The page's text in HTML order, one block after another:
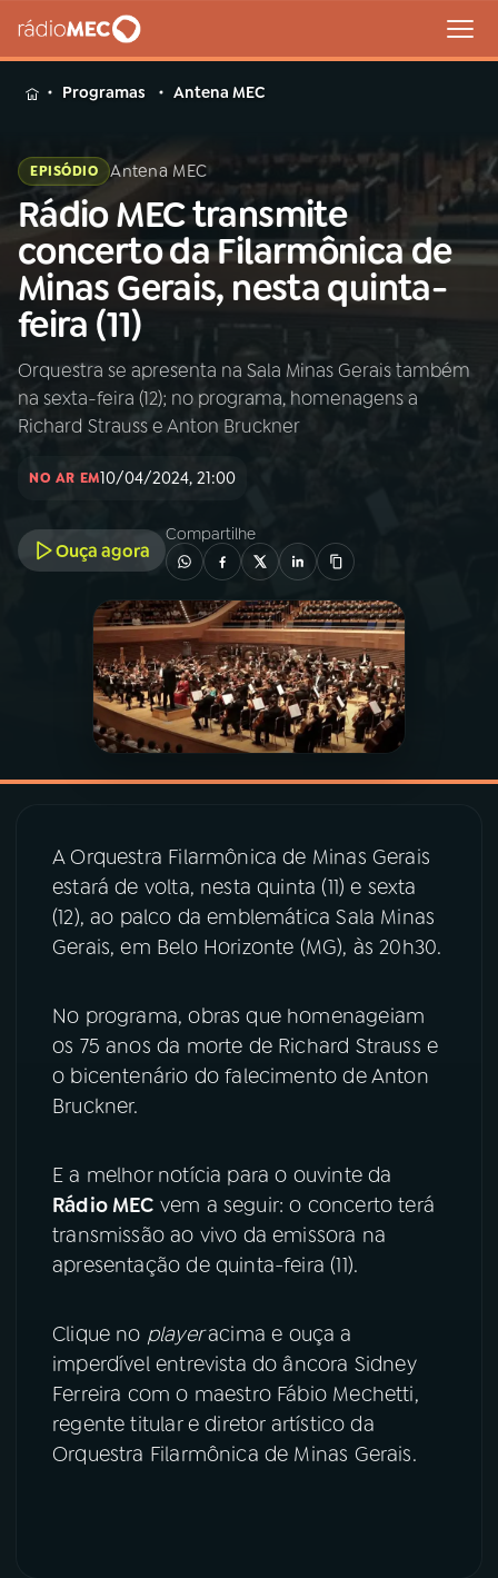
MENU
Buscar
na
Rádio
MEC
Buscar
Início
01INÍCIO
02A RÁDIO
03PROGRAMAÇÃO
PROGRAMAS
PODCASTS
ÚLTIMAS
08 PRÊMIO RÁDIO MEC
YouTube Facebook
Instagram
Programas Antena MEC
EPISÓDIO Antena MEC
Rádio MEC transmite
concerto da Filarmônica de
Minas Gerais, nesta quinta-
feira (11)
Orquestra se apresenta na Sala Minas Gerais também
na sexta-feira (12); no programa, homenagens a
Richard Strauss e Anton Bruckner
NO AR EM10/04/2024, 21:00
Ouça agora
Compartilhe
A Orquestra Filarmônica de Minas Gerais
estará de volta, nesta quinta (11) e sexta
(12), ao palco da emblemática Sala Minas
Gerais, em Belo Horizonte (MG), às 20h30.
No programa, obras que homenageiam
os 75 anos da morte de Richard Strauss e
o bicentenário do falecimento de Anton
Bruckner.
E a melhor notícia para o ouvinte da
Rádio MEC vem a seguir: o concerto terá
transmissão ao vivo da emissora na
apresentação de quinta-feira (11).
Clique no playeracima e ouça a
imperdível entrevista do âncora Sidney
Ferreira com o maestro Fábio Mechetti,
regente titular e diretor artístico da
Orquestra Filarmônica de Minas Gerais.